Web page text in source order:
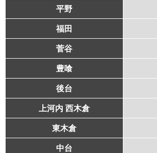
平野
福田
菅谷
豊喰
後台
上河内 西木倉
東木倉
中台